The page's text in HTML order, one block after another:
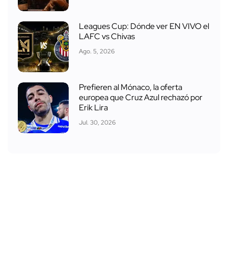
Leagues Cup: Dónde ver EN VIVO el
LAFC vs Chivas
Ago. 5, 2026
Prefieren al Mónaco, la oferta
europea que Cruz Azul rechazó por
Erik Lira
Jul. 30, 2026